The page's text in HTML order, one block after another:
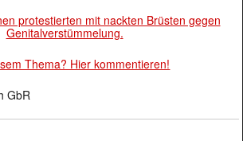
protestierten mit nackten Brüsten gegen
Genitalverstümmelung.
Thema? Hier kommentieren!
GbR